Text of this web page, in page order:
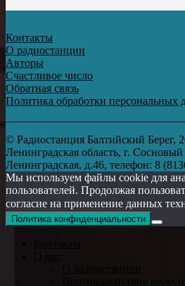
Контакты
О радиостанции
Авторы
Счастливое число
Обратная связь
Политика обработки персональных
© Радиостанция Балтийский Берег,
Ленинградская область, г.
Ленинградская, д.46, телефон: 8
Мы используем файлы cookie для
пользователей. Продолжая
согласие на применение данных
Политика конфиденциальности